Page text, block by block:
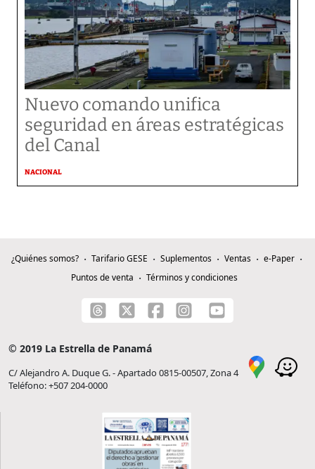
Nuevo comando unifica
seguridad en áreas estratégicas
del Canal
NACIONAL
¿Quiénes somos? Tarifario GESE Suplementos Ventas
e-Paper
Puntos de venta
Términos y condiciones
© 2019 La Estrella de Panamá
C/ Alejandro A. Duque G. - Apartado 0815-00507, Zona 4
Teléfono: +507 204-0000